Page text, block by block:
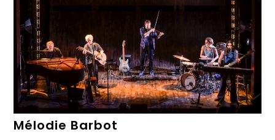
Mélodie Barbot